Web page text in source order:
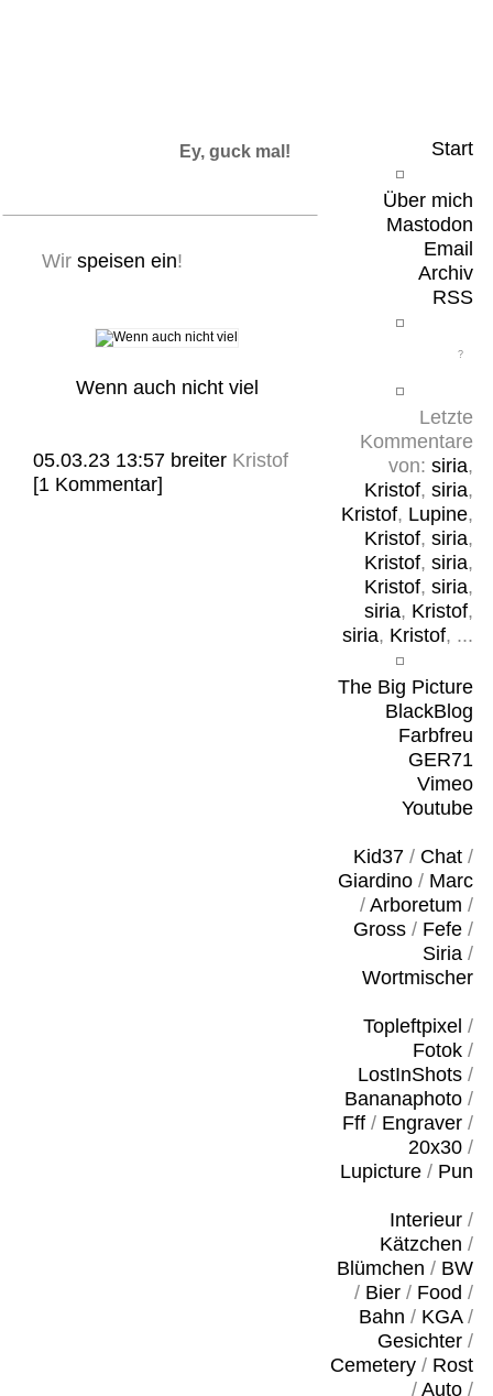
Start
Über mich
Mastodon
Email
Archiv
RSS
Letzte
Kommentare
von: siria,
Kristof, siria,
Kristof, Lupine,
Kristof, siria,
Kristof, siria,
Kristof, siria,
siria, Kristof,
siria, Kristof, ...
The Big Picture
BlackBlog
Farbfreu
GER71
Vimeo
Youtube
Kid37/ Chat/
Giardino/ Marc
/ Arboretum /
Gross/ Fefe/
Siria/
Wortmischer
Topleftpixel /
Fotok/
LostInShots/
Bananaphoto/
Fff/ Engraver/
20x30/
Lupicture/ Pun
Interieur/
Kätzchen /
Blümchen / BW
/ Bier/ Food /
Bahn / KGA/
Gesichter/
Cemetery/ Rost
/ Auto/
Ey, guck mal!
Wir speisen ein!
Wenn auch nicht viel
05.03.23 13:57 breiter Kristof
[1 Kommentar]